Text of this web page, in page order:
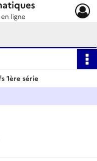
1ère série